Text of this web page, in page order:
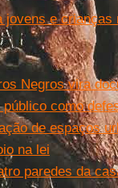
jovens e crianças
Negros vira
como
de espaços
na lei
paredes da